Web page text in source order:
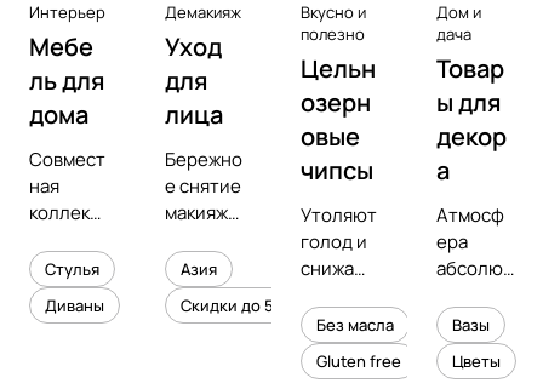
Интерьер
Мебе
ль для
дома
Совмест
ная
коллекц
предмет
ным
дизайне
Стулья
Диваны
Демакияж
Уход
для
лица
Бережно
е снятие
макияжа
увлажне
ние
кожи
Азия
Скидки до 50%
Вкусно и
полезно
Цельн
озерн
овые
чипсы
Утоляют
голод и
снижают
холесте
рина
Без масла
Gluten free
Дом и
дача
Товар
ы для
декор
а
Атмосф
ера
абсолют
уюта в
вашем
интерье
Вазы
Цветы